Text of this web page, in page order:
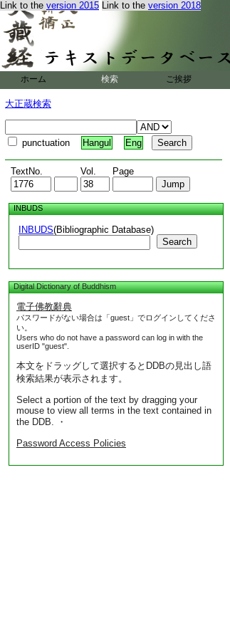
Link to the version 2015 Link to the version 2018
ホーム 検索 ご挨拶
大正蔵検索
punctuation Hangul Eng
TextNo. Vol. Page
INBUDS
INBUDS(Bibliographic Database)
Search
Digital Dictionary of Buddhism
電子佛教辭典
パスワードがない場合は「guest」でログインしてくださ
い。
Users who do not have a password can log in with the
userID "guest".
本文をドラッグして選択するとDDBの見出し語
検索結果が表示されます。
Select a portion of the text by dragging your
mouse to view all terms in the text contained in
the DDB. ・
Password Access Policies